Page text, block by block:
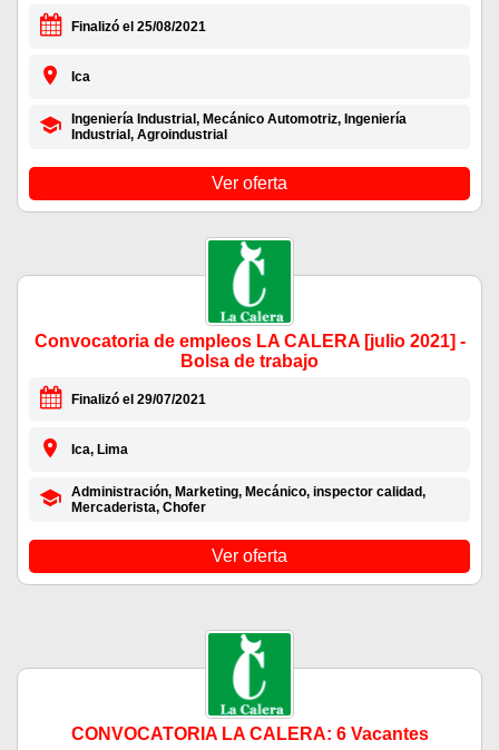
Finalizó el 25/08/2021
Ica
Ingeniería Industrial, Mecánico Automotriz, Ingeniería
Industrial, Agroindustrial
Ver oferta
Convocatoria de empleos LA CALERA [julio 2021] -
Bolsa de trabajo
Finalizó el 29/07/2021
Ica, Lima
Administración, Marketing, Mecánico, inspector calidad,
Mercaderista, Chofer
Ver oferta
CONVOCATORIA LA CALERA: 6 Vacantes